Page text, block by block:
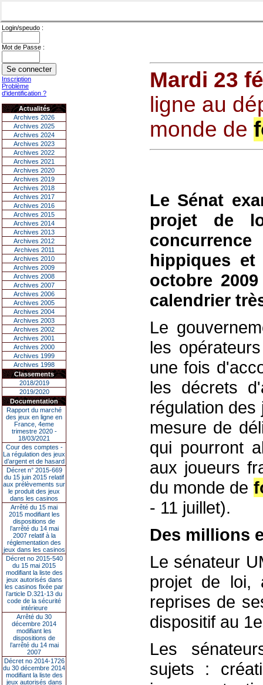
Login/speudo :
Mot de Passe :
Inscription
Problème
d'identification ?
Actualités
Archives 2026
Archives 2025
Archives 2024
Archives 2023
Archives 2022
Archives 2021
Archives 2020
Archives 2019
Archives 2018
Archives 2017
Archives 2016
Archives 2015
Archives 2014
Archives 2013
Archives 2012
Archives 2011
Archives 2010
Archives 2009
Archives 2008
Archives 2007
Archives 2006
Archives 2005
Archives 2004
Archives 2003
Archives 2002
Archives 2001
Archives 2000
Archives 1999
Archives 1998
Classements
2018/2019
2019/2020
Documentation
Rapport du marché
des jeux en ligne en
France, 4eme
trimestre 2020 -
18/03/2021
Cour des comptes -
La régulation des jeux
d’argent et de hasard
Décret n° 2015-669
du 15 juin 2015 relatif
aux prélèvements sur
le produit des jeux
dans les casinos
Arrêté du 15 mai
2015 modifiant les
dispositions de
l’arrêté du 14 mai
2007 relatif à la
réglementation des
jeux dans les casinos
Décret no 2015-540
du 15 mai 2015
modifiant la liste des
jeux autorisés dans
les casinos fixée par
l’article D.321-13 du
code de la sécurité
intérieure
Arrêté du 30
décembre 2014
modifiant les
dispositions de
l’arrêté du 14 mai
2007
Décret no 2014-1726
du 30 décembre 2014
modifiant la liste des
jeux autorisés dans
Mardi 23
ligne au
monde de
Le Sénat
projet de
hippiques
octobre
calendrier
Le
les
une fois
les décrets
régulation
mesure de
qui pourront
aux joueurs
du monde de
- 11 juillet).
Des millions
Le sénateur
projet de loi,
reprises de
dispositif au
Les
sujets :